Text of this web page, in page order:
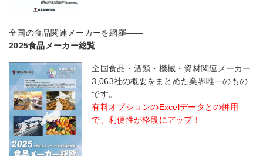
全国の食品関連メーカーを網羅――
2025食品メーカー総覧
全国食品・酒類・機械・資材関連メーカー
3,063社の概要をまとめた業界唯一のもの
です。
有料オプションのExcelデータとの併用
で、利便性が格段にアップ！